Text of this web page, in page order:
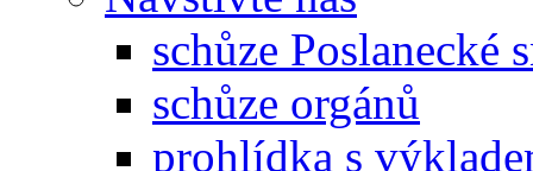
schůze Poslanecké
schůze orgánů
prohlídka s